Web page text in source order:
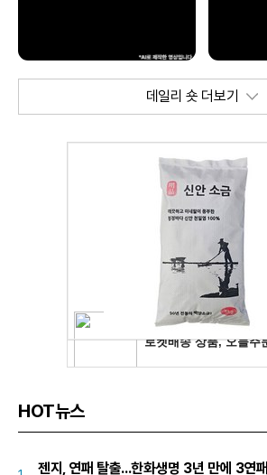
데일리 숏 더보기
HOT뉴스
젠지, 연패 탈출...한화생명 3년 만에 3연패